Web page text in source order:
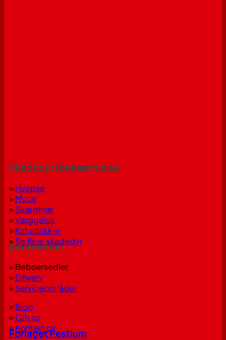
Skadedyrsbekæmpelse
» Hvepse
» Myrer
» Skægkræ
»Væggelus
» Kakerlakker
» Se flere skadedyr
Information
» Beboersedler
» Erhverv
» Serviceområder
» Blog
» Om os
»Kontakt os
Forlaget Pestium